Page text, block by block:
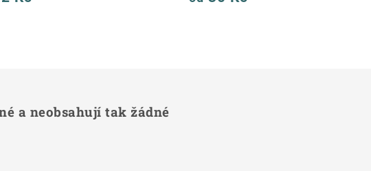
a neobsahují tak žádné